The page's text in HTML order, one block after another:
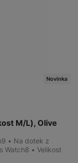
M/L), Olive
Novinka
• Na dotek z
Watch8 • Velikost